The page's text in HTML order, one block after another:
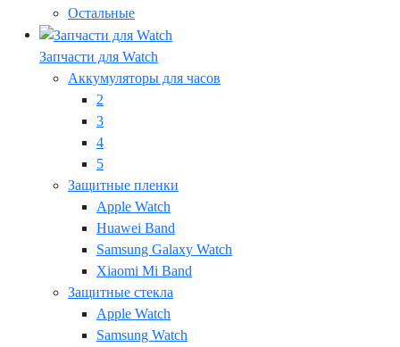
Остальные
Запчасти для Watch
Аккумуляторы для часов
2
3
4
5
Защитные пленки
Apple Watch
Huawei Band
Samsung Galaxy Watch
Xiaomi Mi Band
Защитные стекла
Apple Watch
Samsung Watch